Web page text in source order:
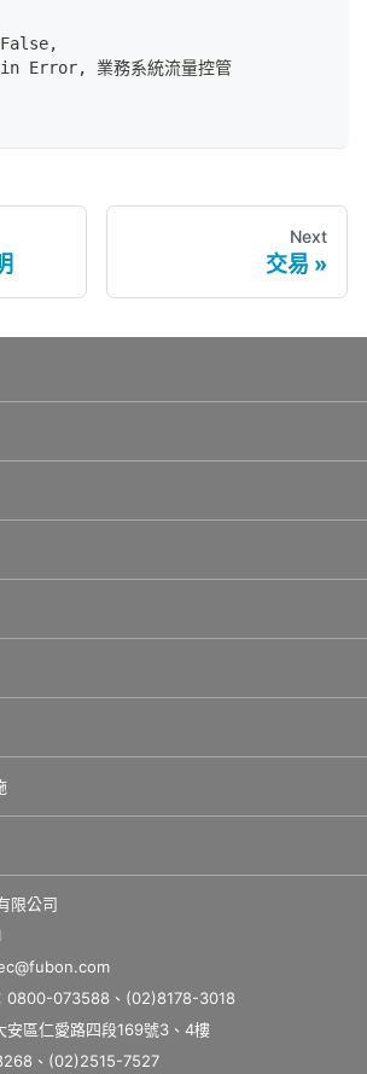
False,
Error,
業務系統流量控管
Next
交易
限公司
0800-073588、(02)8178-3018
安區仁愛路四段169號3、4樓
、(02)2515-7527